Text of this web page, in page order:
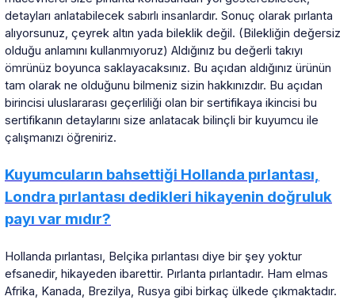
detayları anlatabilecek sabırlı insanlardır. Sonuç olarak pırlanta
alıyorsunuz, çeyrek altın yada bileklik değil. (Bilekliğin değersiz
olduğu anlamını kullanmıyoruz) Aldığınız bu değerli takıyı
ömrünüz boyunca saklayacaksınız. Bu açıdan aldığınız ürünün
tam olarak ne olduğunu bilmeniz sizin hakkınızdır. Bu açıdan
birincisi uluslararası geçerliliği olan bir sertifikaya ikincisi bu
sertifikanın detaylarını size anlatacak bilinçli bir kuyumcu ile
çalışmanızı öğreniriz.
Kuyumcuların bahsettiği Hollanda pırlantası,
Londra pırlantası dedikleri hikayenin doğruluk
payı var mıdır?
Hollanda pırlantası, Belçika pırlantası diye bir şey yoktur
efsanedir, hikayeden ibarettir. Pırlanta pırlantadır. Ham elmas
Afrika, Kanada, Brezilya, Rusya gibi birkaç ülkede çıkmaktadır.